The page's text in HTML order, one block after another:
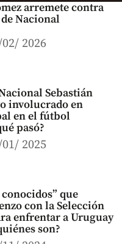
arremete contra
Nacional
2026
Sebastián
involucrado en
en el fútbol
pasó?
2025
que
con la Selección
enfrentar a Uruguay
son?